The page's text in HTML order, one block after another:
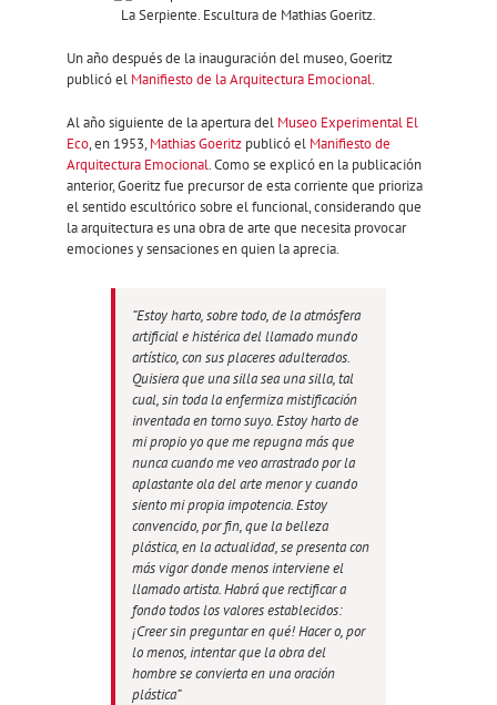
La Serpiente. Escultura de Mathias Goeritz.
Un año después de la inauguración del museo, Goeritz
publicó el Manifiesto de la Arquitectura Emocional.
Al año siguiente de la apertura del Museo Experimental El
Eco, en 1953, Mathias Goeritz publicó el Manifiesto de
Arquitectura Emocional. Como se explicó en la publicación
anterior, Goeritz fue precursor de esta corriente que prioriza
el sentido escultórico sobre el funcional, considerando que
la arquitectura es una obra de arte que necesita provocar
emociones y sensaciones en quien la aprecia.
“Estoy harto, sobre todo, de la atmósfera
artificial e histérica del llamado mundo
artístico, con sus placeres adulterados.
Quisiera que una silla sea una silla, tal
cual, sin toda la enfermiza mistificación
inventada en torno suyo. Estoy harto de
mi propio yo que me repugna más que
nunca cuando me veo arrastrado por la
aplastante ola del arte menor y cuando
siento mi propia impotencia. Estoy
convencido, por fin, que la belleza
plástica, en la actualidad, se presenta con
más vigor donde menos interviene el
llamado artista. Habrá que rectificar a
fondo todos los valores establecidos:
¡Creer sin preguntar en qué! Hacer o, por
lo menos, intentar que la obra del
hombre se convierta en una oración
plástica”